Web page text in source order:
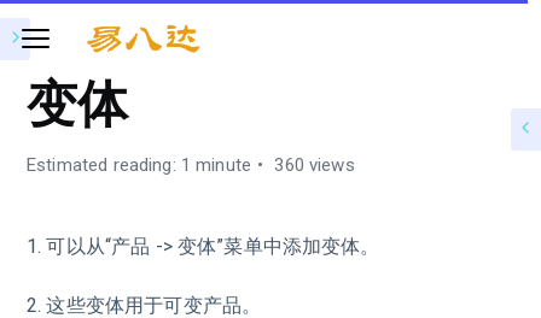
变体
Estimated reading: 1 minute 360 views
1. 可以从“产品 -> 变体”菜单中添加变体。
2. 这些变体用于可变产品。